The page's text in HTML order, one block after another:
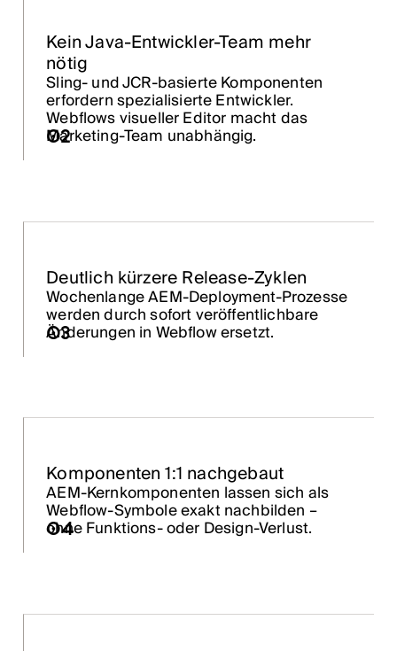
Kein Java-Entwickler-Team mehr
nötig
02
Sling- und JCR-basierte Komponenten
erfordern spezialisierte Entwickler.
Webflows visueller Editor macht das
Marketing-Team unabhängig.
03
Deutlich kürzere Release-Zyklen
Wochenlange AEM-Deployment-Prozesse
werden durch sofort veröffentlichbare
Änderungen in Webflow ersetzt.
Komponenten 1:1 nachgebaut
AEM-Kernkomponenten lassen sich als
Webflow-Symbole exakt nachbilden –
ohne Funktions- oder Design-Verlust.
04